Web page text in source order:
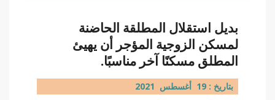
بديل استقلال المطلقة الحاضنة
لمسكن الزوجية المؤجر أن يهيئ
المطلق مسكنًا آخر مناسبًا.
بتاريخ : 19 أغسطس 2021